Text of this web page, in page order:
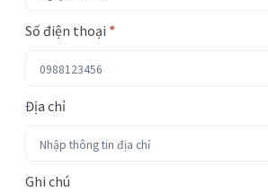
Số điện thoại *
Địa chỉ
Ghi chú